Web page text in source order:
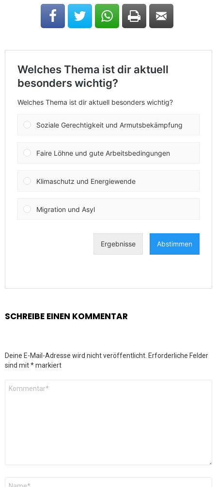
SCHREIBE EINEN KOMMENTAR
Deine E-Mail-Adresse wird nicht veröffentlicht. Erforderliche Felder
sind mit*markiert
Kommentar
Name